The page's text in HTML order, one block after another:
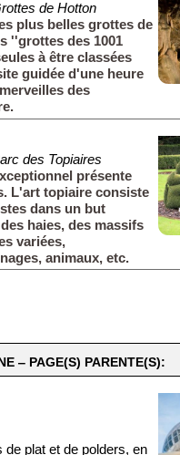
de Hotton
plus belles grottes de
''grottes des 1001
à être classées
guidée d'une heure
des
des Topiaires
présente
L'art topiaire consiste
dans un but
haies, des massifs
variées,
animaux, etc.
‒ PAGE(S) PARENTE(S):
de plat et de polders, en